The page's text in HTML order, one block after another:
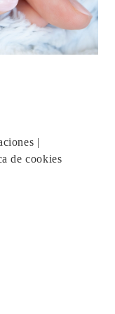
de cookies